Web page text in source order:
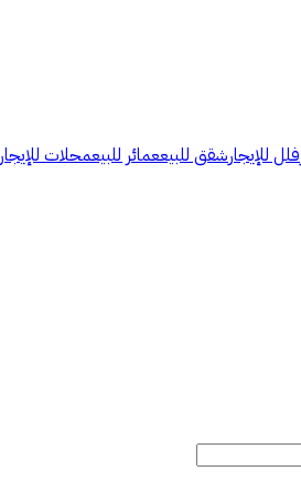
فلل للإيجارشقق للبيععمائر للبيعمحلات للإيجار